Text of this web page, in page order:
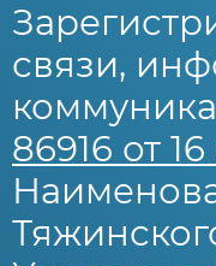
связи,
86916 от